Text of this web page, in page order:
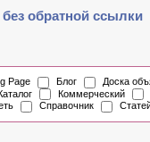
обратной ссылки
Page Блог
Доска
Коммерческий
Справочник